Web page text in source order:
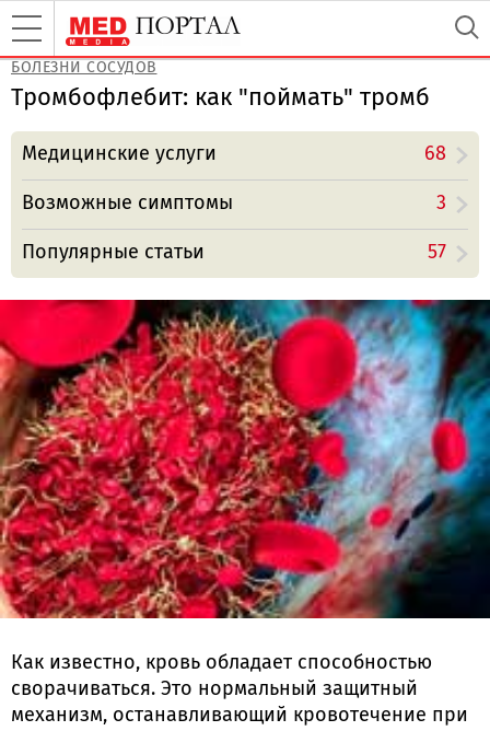
БОЛЕЗНИ СОСУДОВ
Тромбофлебит: как "поймать" тромб
Медицинские услуги 68
Возможные симптомы 3
Популярные статьи 57
Как известно, кровь обладает способностью
сворачиваться. Это нормальный защитный
механизм, останавливающий кровотечение при